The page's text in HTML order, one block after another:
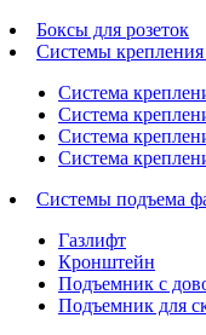
Боксы для розеток
Системы крепления
Система
Система
Система
Система
Системы подъема
Газлифт
Кронштейн
Подъемник с
Подъемник для